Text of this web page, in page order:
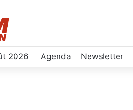
2026 Agenda Newsletter